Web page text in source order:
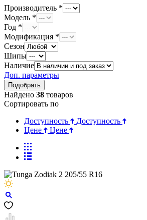
Производитель *
Модель *
Год *
Модификация *
Сезон
Шипы
Наличие
Доп. параметры
Найдено 38 товаров
Сортировать по
Доступность
Доступность
Цене
Цене